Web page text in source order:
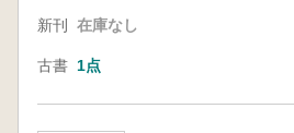
新刊 在庫なし
古書 1点